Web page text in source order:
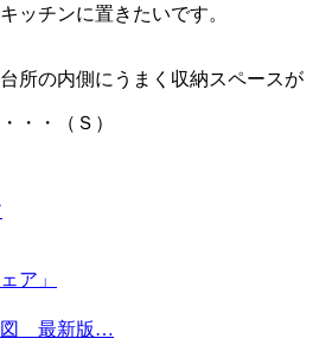
ッチンに置きたいです。
所の内側にうまく収納スペースが
・・（Ｓ）
ア」
図 最新版…